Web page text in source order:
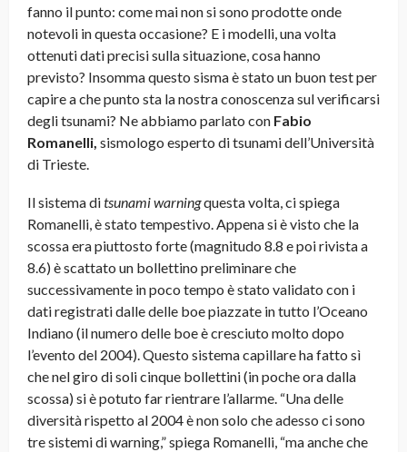
fanno il punto: come mai non si sono prodotte onde
notevoli in questa occasione? E i modelli, una volta
ottenuti dati precisi sulla situazione, cosa hanno
previsto? Insomma questo sisma è stato un buon test per
capire a che punto sta la nostra conoscenza sul verificarsi
degli tsunami? Ne abbiamo parlato con Fabio
Romanelli, sismologo esperto di tsunami dell’Università
di Trieste.
Il sistema ditsunami warningquesta volta, ci spiega
Romanelli, è stato tempestivo. Appena si è visto che la
scossa era piuttosto forte (magnitudo 8.8 e poi rivista a
8.6) è scattato un bollettino preliminare che
successivamente in poco tempo è stato validato con i
dati registrati dalle delle boe piazzate in tutto l’Oceano
Indiano (il numero delle boe è cresciuto molto dopo
l’evento del 2004). Questo sistema capillare ha fatto sì
che nel giro di soli cinque bollettini (in poche ora dalla
scossa) si è potuto far rientrare l’allarme. “Una delle
diversità rispetto al 2004 è non solo che adesso ci sono
tre sistemi di warning,” spiega Romanelli, “ma anche che